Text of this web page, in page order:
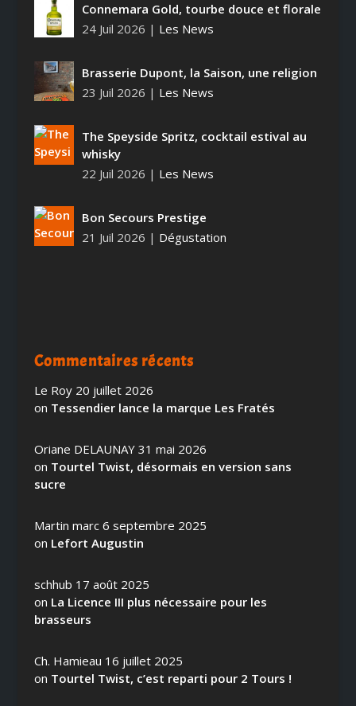
Connemara Gold, tourbe douce et florale
24 Juil 2026 | Les News
Brasserie Dupont, la Saison, une religion
23 Juil 2026 | Les News
The Speyside Spritz, cocktail estival au
whisky
22 Juil 2026 | Les News
Bon Secours Prestige
21 Juil 2026 | Dégustation
Commentaires récents
Le Roy 20 juillet 2026
on Tessendier lance la marque Les Fratés
Oriane DELAUNAY 31 mai 2026
on Tourtel Twist, désormais en version sans
sucre
Martin marc 6 septembre 2025
on Lefort Augustin
schhub 17 août 2025
on La Licence III plus nécessaire pour les
brasseurs
Ch. Hamieau 16 juillet 2025
on Tourtel Twist, c’est reparti pour 2 Tours !